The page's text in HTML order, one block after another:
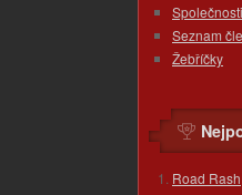
Společnosti
Seznam
Žebříčky
Road Rash